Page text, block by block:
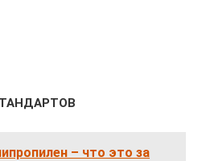
– что это за